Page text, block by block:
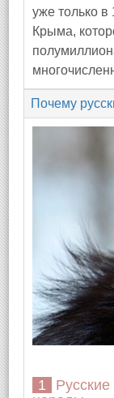
уже только в
Крыма,
Почему
1 Русские улыбаются иначе, чем другие